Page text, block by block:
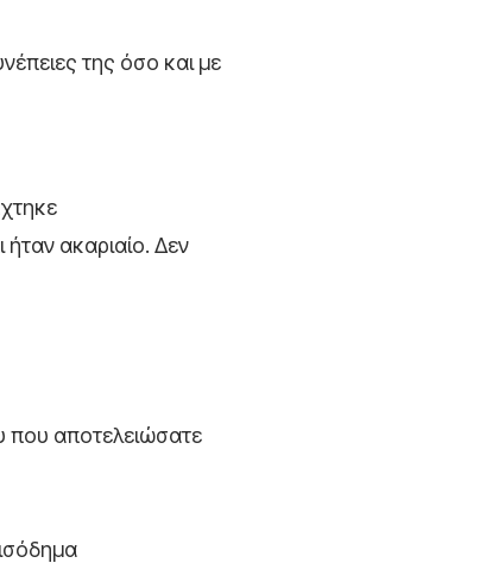
της όσο και με
ακαριαίο. Δεν
που αποτελειώσατε